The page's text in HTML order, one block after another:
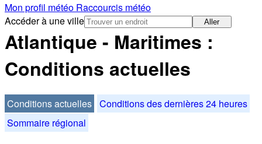
Mon profil météo Raccourcis météo
Accéder à une ville
Aller
Atlantique - Maritimes :
Conditions actuelles
Conditions actuelles Conditions des dernières 24 heures
Sommaire régional